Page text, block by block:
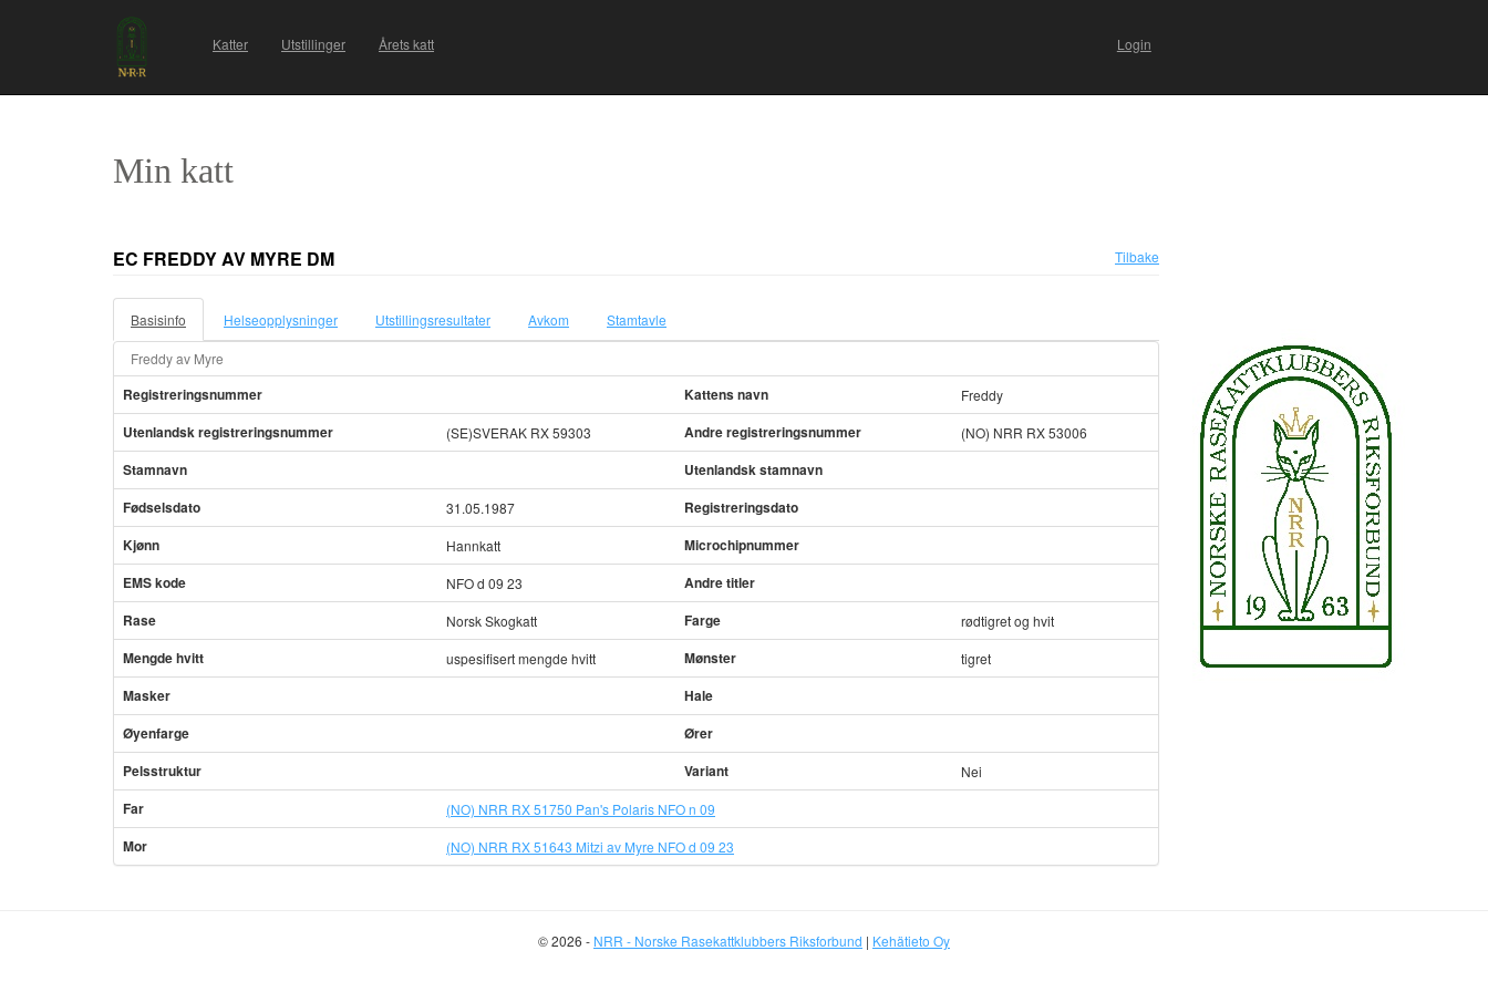
Katter Utstillinger Årets katt Login
Min katt
EC FREDDY AV MYRE DM Tilbake
Basisinfo Helseopplysninger Utstillingsresultater Avkom Stamtavle
Freddy av Myre
Registreringsnummer Kattens navn Freddy
Utenlandsk registreringsnummer (SE)SVERAK RX 59303 Andre registreringsnummer (NO) NRR RX 53006
Stamnavn
Utenlandsk stamnavn
Fødselsdato
31.05.1987
Registreringsdato
Kjønn
Hannkatt
Microchipnummer
EMS kode
NFO d 09 23
Andre titler
Rase
Norsk Skogkatt Farge rødtigret og hvit
Mengde hvitt uspesifisert mengde hvitt Mønster tigret
Masker
Hale
Øyenfarge
Ører
Pelsstruktur
Variant Nei
Far (NO) NRR RX 51750 Pan's Polaris NFO n 09
Mor (NO) NRR RX 51643 Mitzi av Myre NFO d 09 23
© 2026 - NRR - Norske Rasekattklubbers Riksforbund | Kehätieto Oy